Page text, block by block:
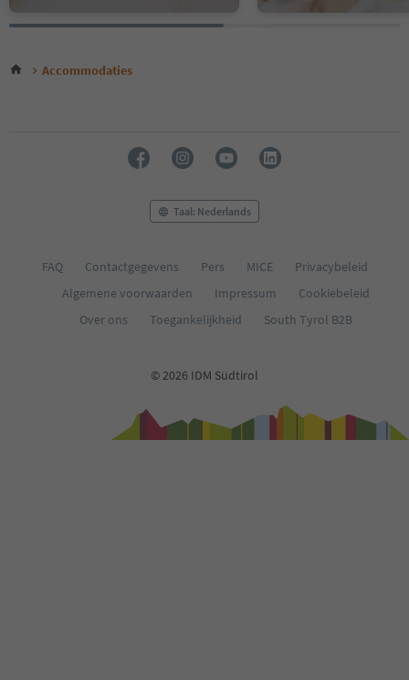
Accommodaties
Taal: Nederlands
FAQ Contactgegevens Pers MICE
Privacybeleid
Algemene voorwaarden
Impressum
Cookiebeleid
Over ons
Toegankelijkheid South Tyrol B2B
© 2026 IDM Südtirol